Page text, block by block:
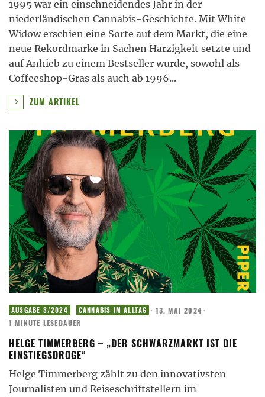
1995 war ein einschneidendes Jahr in der
niederländischen Cannabis-Geschichte. Mit White
Widow erschien eine Sorte auf dem Markt, die eine
neue Rekordmarke in Sachen Harzigkeit setzte und
auf Anhieb zu einem Bestseller wurde, sowohl als
Coffeeshop-Gras als auch ab 1996...
ZUM ARTIKEL
AUSGABE 3/2024 CANNABIS IM ALLTAG · 13. MAI 2024 ·
1 MINUTE LESEDAUER
HELGE TIMMERBERG – „DER SCHWARZMARKT IST DIE
EINSTIEGSDROGE“
Helge Timmerberg zählt zu den innovativsten
Journalisten und Reiseschriftstellern im